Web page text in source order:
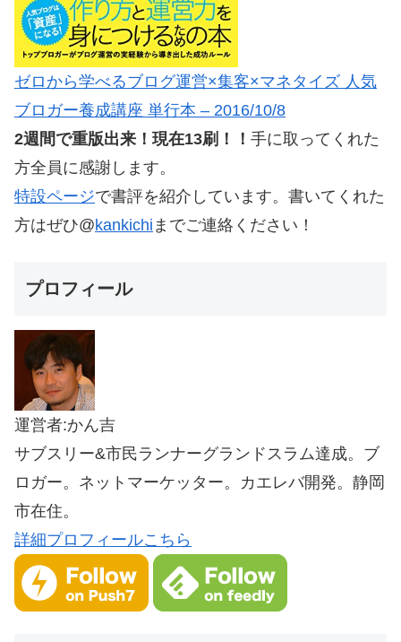
ゼロから学べるブログ運営×集客×マネタイズ 人気
ブロガー養成講座 単行本 – 2016/10/8
2週間で重版出来！現在13刷！！ 手に取ってくれた
方全員に感謝します。
特設ページで書評を紹介しています。書いてくれた
方はぜひ@kankichi までご連絡ください！
プロフィール
運営者:かん吉
サブスリー&市民ランナーグランドスラム達成。ブ
ロガー。ネットマーケッター。カエレバ開発。静岡
市在住。
詳細プロフィールこちら